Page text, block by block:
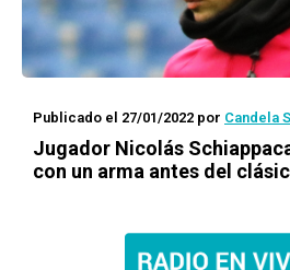
Publicado el 27/01/2022 por Candela
Jugador Nicolás
con un arma antes del